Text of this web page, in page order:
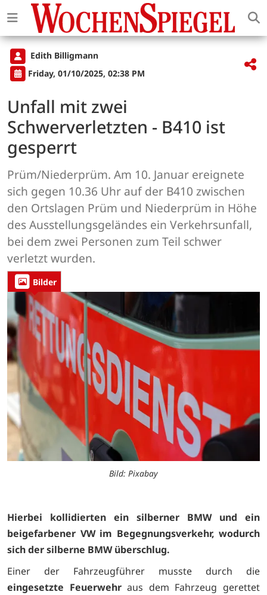
Edith Billigmann
Friday, 01/10/2025, 02:38 PM
Unfall mit zwei
Schwerverletzten - B410 ist
gesperrt
Prüm/Niederprüm. Am 10. Januar ereignete
sich gegen 10.36 Uhr auf der B410 zwischen
den Ortslagen Prüm und Niederprüm in Höhe
des Ausstellungsgeländes ein Verkehrsunfall,
bei dem zwei Personen zum Teil schwer
verletzt wurden.
Bilder
Bild: Pixabay
Hierbei kollidierten ein silberner BMW und ein
beigefarbener VW im Begegnungsverkehr, wodurch
sich der silberne BMW überschlug.
Einer der Fahrzeugführer musste durch die
eingesetzte Feuerwehraus dem Fahrzeug gerettet